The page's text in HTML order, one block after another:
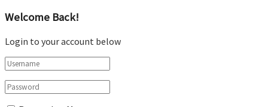
Welcome Back!
Login to your account below